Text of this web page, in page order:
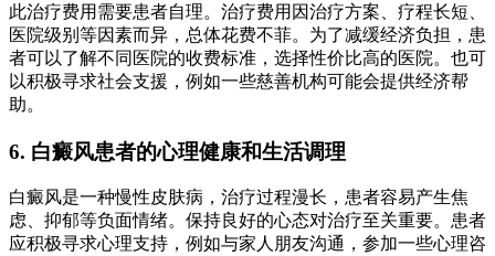
此治疗费用需要患者自理。治疗费用因治疗方案、疗程长短、
医院级别等因素而异，总体花费不菲。为了减缓经济负担，患
者可以了解不同医院的收费标准，选择性价比高的医院。也可
以积极寻求社会支援，例如一些慈善机构可能会提供经济帮
助。
6. 白癜风患者的心理健康和生活调理
白癜风是一种慢性皮肤病，治疗过程漫长，患者容易产生焦
虑、抑郁等负面情绪。保持良好的心态对治疗至关重要。患者
应积极寻求心理支持，例如与家人朋友沟通，参加一些心理咨